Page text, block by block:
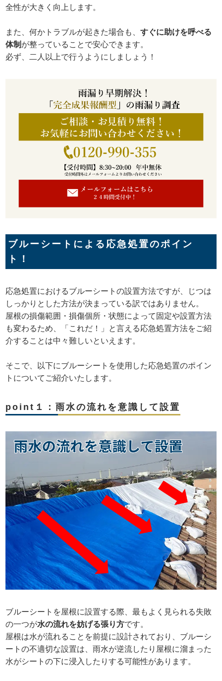
全性が大きく向上します。
また、何かトラブルが起きた場合も、すぐに助けを呼べる
体制 が整っていることで安心できます。
必ず、二人以上で行うようにしましょう！
ブルーシートによる応急処置のポイン
ト！
応急処置におけるブルーシートの設置方法ですが、じつは
しっかりとした方法が決まっている訳ではありません。
屋根の損傷範囲・損傷個所・状態によって固定や設置方法
も変わるため、「これだ！」と言える応急処置方法をご紹
介することは中々難しいといえます。
そこで、以下にブルーシートを使用した応急処置のポイン
トについてご紹介いたします。
point１：雨水の流れを意識して設置
ブルーシートを屋根に設置する際、最もよく見られる失敗
の一つが水の流れを妨げる張り方です。
屋根は水が流れることを前提に設計されており、ブルーシ
ートの不適切な設置は、雨水が逆流したり屋根に溜まった
水がシートの下に浸入したりする可能性があります。